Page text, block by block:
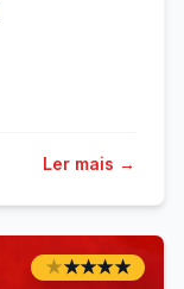
Ler mais →
★★
★★
★★
★★
★ ★